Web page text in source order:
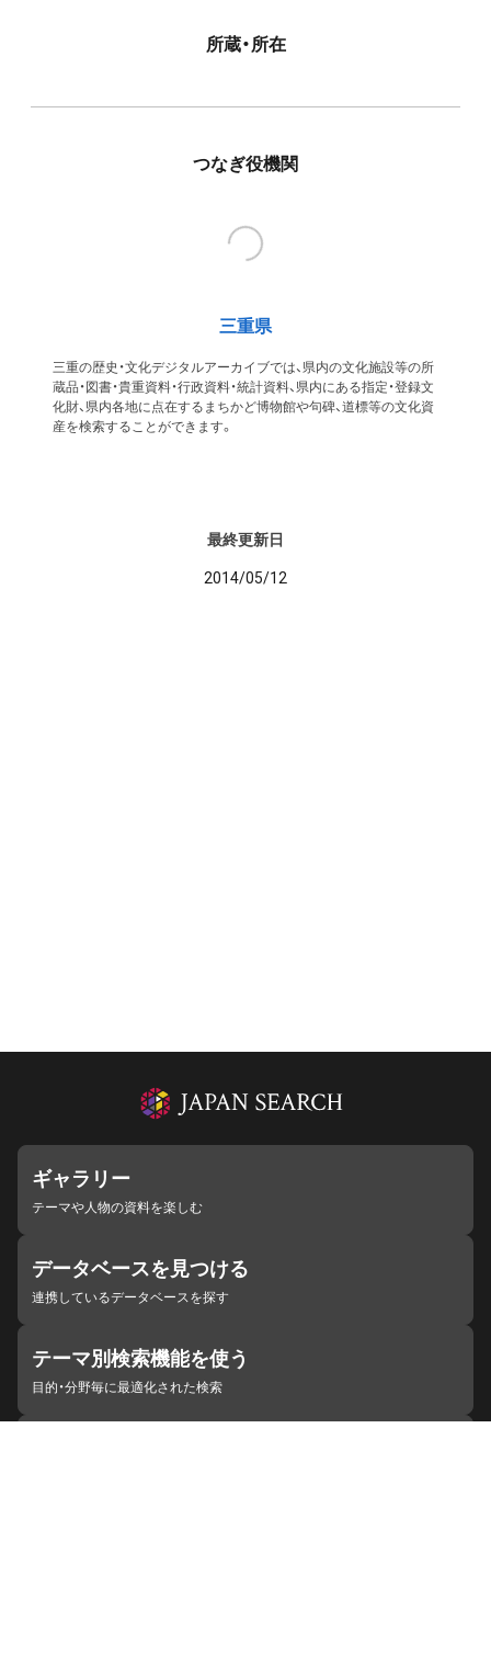
所蔵・所在
つなぎ役機関
三重県
三重の歴史・文化デジタルアーカイブでは、県内の文化施設等の所
蔵品・図書・貴重資料・行政資料・統計資料、県内にある指定・登録文
化財、県内各地に点在するまちかど博物館や句碑、道標等の文化資
産を検索することができます。
最終更新日
2014/05/12
ギャラリー
テーマや人物の資料を楽しむ
データベースを見つける
連携しているデータベースを探す
テーマ別検索機能を使う
目的・分野毎に最適化された検索